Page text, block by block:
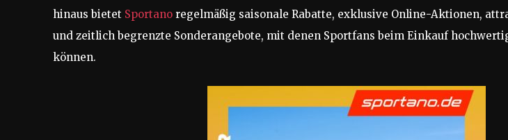
hinaus bietet Sportano regelmäßig saisonale Rabatte, exklusive Online-Aktionen,
und zeitlich begrenzte Sonderangebote, mit denen Sportfans beim Einkauf
können.